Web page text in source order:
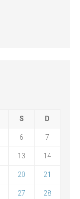
S D
6 7
13 14
20 21
27 28